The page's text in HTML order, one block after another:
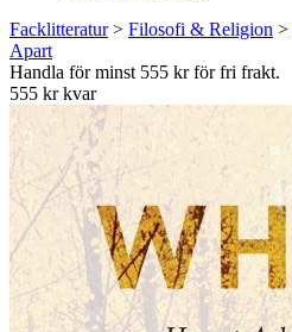
Facklitteratur> Filosofi & Religion >
Apart
Handla för minst 555 kr för fri frakt.
555 kr kvar